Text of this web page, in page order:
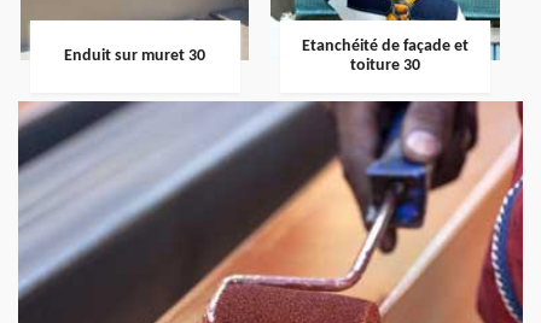
Enduit sur muret 30
Etanchéité de façade et
toiture 30